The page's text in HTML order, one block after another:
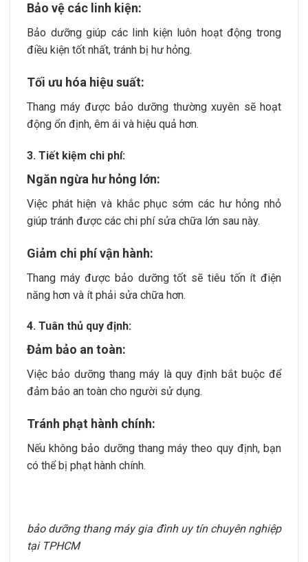
Bảo vệ các linh kiện:
Bảo dưỡng giúp các linh kiện luôn hoạt động trong
điều kiện tốt nhất, tránh bị hư hỏng.
Tối ưu hóa hiệu suất:
Thang máy được bảo dưỡng thường xuyên sẽ hoạt
động ổn định, êm ái và hiệu quả hơn.
3. Tiết kiệm chi phí:
Ngăn ngừa hư hỏng lớn:
Việc phát hiện và khắc phục sớm các hư hỏng nhỏ
giúp tránh được các chi phí sửa chữa lớn sau này.
Giảm chi phí vận hành:
Thang máy được bảo dưỡng tốt sẽ tiêu tốn ít điện
năng hơn và ít phải sửa chữa hơn.
4. Tuân thủ quy định:
Đảm bảo an toàn:
Việc bảo dưỡng thang máy là quy định bắt buộc để
đảm bảo an toàn cho người sử dụng.
Tránh phạt hành chính:
Nếu không bảo dưỡng thang máy theo quy định, bạn
có thể bị phạt hành chính.
bảo dưỡng thang máy gia đình uy tín chuyên nghiệp
tại TPHCM